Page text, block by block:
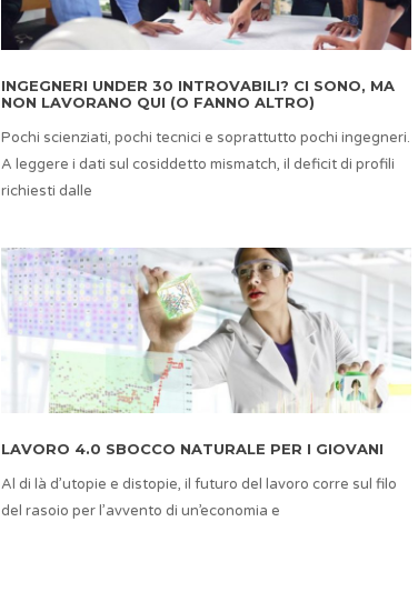
INGEGNERI UNDER 30 INTROVABILI? CI SONO, MA
NON LAVORANO QUI (O FANNO ALTRO)
Pochi scienziati, pochi tecnici e soprattutto pochi ingegneri.
A leggere i dati sul cosiddetto mismatch, il deficit di profili
richiesti dalle
LAVORO 4.0 SBOCCO NATURALE PER I GIOVANI
Al di là d’utopie e distopie, il futuro del lavoro corre sul filo
del rasoio per l’avvento di un’economia e